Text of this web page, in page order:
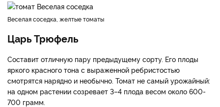
Веселая соседка, желтые томаты
Царь Трюфель
Составит отличную пару предыдущему сорту. Его плоды
яркого красного тона с выраженной ребристостью
смотрятся нарядно и необычно. Томат не самый урожайный:
на одном растении созревает 3–4 плода весом около 600-
700 грамм.